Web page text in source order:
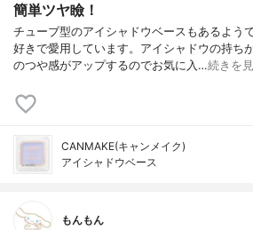
簡単ツヤ瞼！
チューブ型のアイシャドウベースもあるよう
好きで愛用しています。アイシャドウの持ち
のつや感がアップするのでお気に入…続きを
CANMAKE(キャンメイク)
アイシャドウベース
もんもん